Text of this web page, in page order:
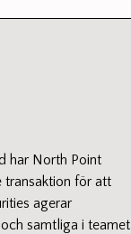
har North Point
transaktion för att
agerar
samtliga i teamet